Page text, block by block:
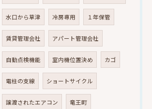
水口から草津 冷房専用 １年保管
賃貸管理会社 アパート管理会社
自動点検機能 室内機位置決め カゴ
電柱の支線 ショートサイクル
譲渡されたエアコン 竜王町